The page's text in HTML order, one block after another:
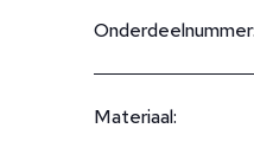
Onderdeelnummer:
Materiaal: